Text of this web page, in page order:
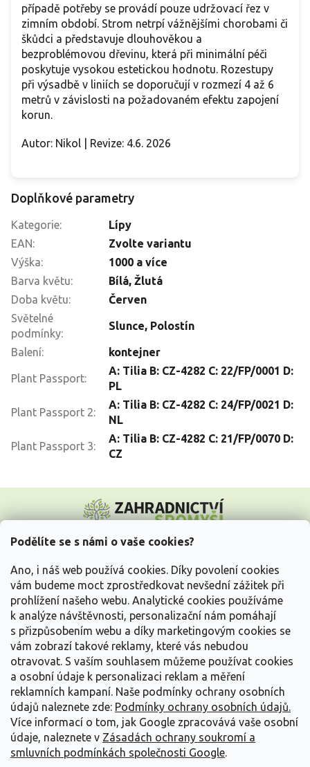
Podělíte se s námi o vaše cookies?
Ano, i náš web používá cookies. Díky povolení cookies
vám budeme moct zprostředkovat nevšední zážitek při
prohlížení našeho webu. Analytické cookies používáme
k analýze návštěvnosti, personalizační nám pomáhají
s přizpůsobením webu a díky marketingovým cookies se
vám zobrazí takové reklamy, které vás nebudou
otravovat. S vaším souhlasem můžeme používat cookies
a osobní údaje k personalizaci reklam a měření
reklamních kampaní. Naše podmínky ochrany osobních
údajů naleznete zde: Podmínky ochrany osobních údajů.
Více informací o tom, jak Google zpracovává vaše osobní
údaje, naleznete v Zásadách ochrany soukromí a
smluvních podmínkách společnosti Google.
případě potřeby se provádí pouze udržovací řez v
zimním období. Strom netrpí vážnějšími chorobami či
škůdci a představuje dlouhověkou a
bezproblémovou dřevinu, která při minimální péči
poskytuje vysokou estetickou hodnotu. Rozestupy
při výsadbě v liniích se doporučují v rozmezí 4 až 6
metrů v závislosti na požadovaném efektu zapojení
korun.
Autor: Nikol | Revize: 4.6. 2026
Doplňkové parametry
Kategorie:
Lípy
EAN:
Zvolte variantu
Výška:
1000 a více
Barva květu: Bílá, Žlutá
Doba květu:
Červen
Světelné
podmínky:
Slunce, Polostín
Balení: kontejner
Plant Passport:
A: Tilia B: CZ-4282 C: 22/FP/0001 D:
PL
Plant Passport 2:
A: Tilia B: CZ-4282 C: 24/FP/0021 D:
NL
Plant Passport 3:
A: Tilia B: CZ-4282 C: 21/FP/0070 D:
CZ
p
Vše o nákupu
Informace pro Vás
Kontakujte nás